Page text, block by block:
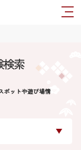
検索
ポットや遊び場情